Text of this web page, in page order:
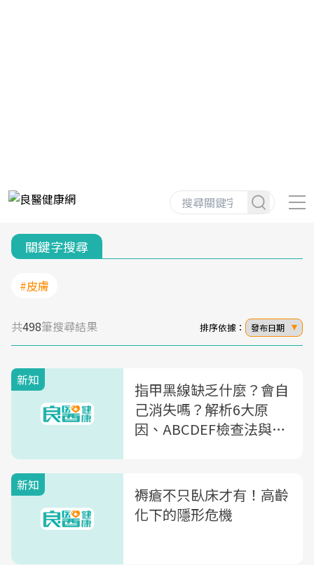
關鍵字搜尋
#皮膚
共498筆搜尋結果 排序依據： 發布日期
新知
指甲黑線缺乏什麼？會自
己消失嗎？解析6大原
因、ABCDEF檢查法與治
新知
褥瘡不只臥床才有！高齡
化下的隱形危機